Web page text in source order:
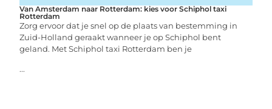
Van Amsterdam naar Rotterdam: kies voor Schiphol taxi
Rotterdam
Zorg ervoor dat je snel op de plaats van bestemming in
Zuid-Holland geraakt wanneer je op Schiphol bent
geland. Met Schiphol taxi Rotterdam ben je
...